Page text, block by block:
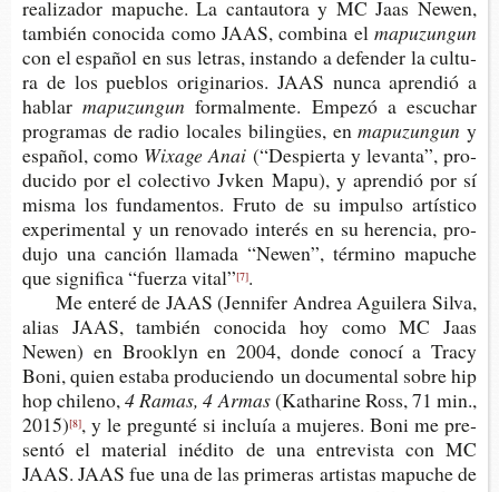
rea­li­za­dor mapu­che. La can­tau­to­ra y MC Jaas Newen,
tam­bién cono­ci­da como JAAS, com­bi­na el mapuzungun
con el espa­ñol en sus letras, ins­tan­do a defen­der la cul­tu­
ra de los pue­blos ori­gi­na­rios. JAAS nunca apren­dió a
hablarmapuzungun for­mal­men­te. Empe­zó a escu­char
pro­gra­mas de radio loca­les bilingües, enmapuzungun y
espa­ñol, como Wixa­ge Anai (“Des­pier­ta y levan­ta”, pro­
du­ci­do por el colec­ti­vo Jvken Mapu), y apren­dió por sí
misma los fun­da­men­tos. Fruto de su impul­so artís­ti­co
expe­ri­men­tal y un reno­va­do inte­rés en su heren­cia, pro­
du­jo una can­ción lla­ma­da “Newen”, tér­mino mapu­che
que sig­ni­fi­ca “fuer­za vital”[7].
Me ente­ré de JAAS (Jen­ni­fer Andrea Agui­le­ra Silva,
alias JAAS, tam­bién cono­ci­da hoy como MC Jaas
Newen) en Broo­klyn en 2004, donde cono­cí a Tracy
Boni, quien esta­ba pro­du­cien­do un docu­men­tal sobre hip
hop chileno,4 Ramas, 4 Armas(Kat­ha­ri­ne Ross, 71 min.,
2015)[8], y le pre­gun­té si incluía a muje­res. Boni me pre­
sen­tó el mate­rial iné­di­to de una entre­vis­ta con MC
JAAS. JAAS fue una de las pri­me­ras artis­tas mapu­che de